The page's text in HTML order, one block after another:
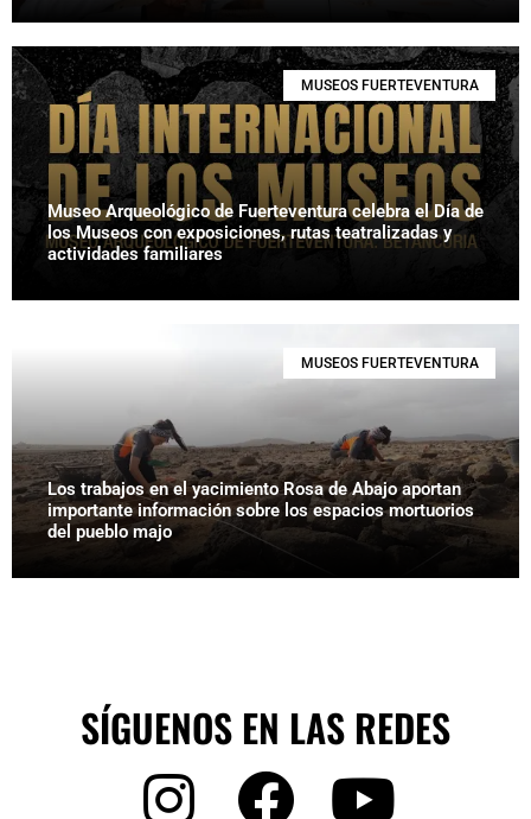
MUSEOS FUERTEVENTURA
Museo Arqueológico de Fuerteventura celebra el Día de
los Museos con exposiciones, rutas teatralizadas y
actividades familiares
MUSEOS FUERTEVENTURA
Los trabajos en el yacimiento Rosa de Abajo aportan
importante información sobre los espacios mortuorios
del pueblo majo
SÍGUENOS EN LAS REDES